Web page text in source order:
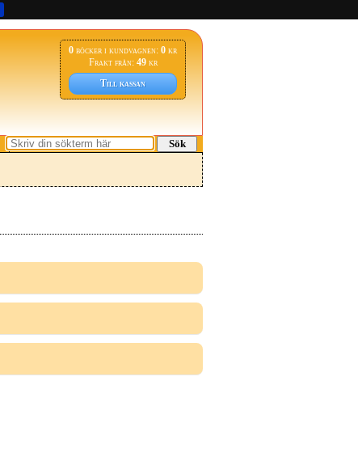
0 böcker i kundvagnen:0kr
Frakt från: 49kr
Till kassan
Sök